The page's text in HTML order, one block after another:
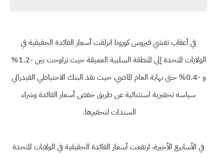
في أعقاب تفشي فيروس كورونا انزلقت أسعار الفائدة الحقيقية في
الولايات المتحدة إلى المنطقة السلبية العميقة حيث تراوحت بين -1.2%
و -0.4% حتى نهاية العام الماضي، حيث نفذ البنك الاحتياطي الفيدرالي
سياسة تحفيزية استثنائية عن طريق خفض أسعار الفائدة وشراء
السندات لتحفيزها.
في الأسابيع الأخيرة، ارتفعت أسعار الفائدة الحقيقية في الولايات المتحدة